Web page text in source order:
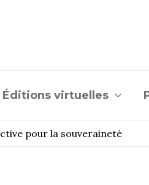
Éditions virtuelles
pour la souveraineté